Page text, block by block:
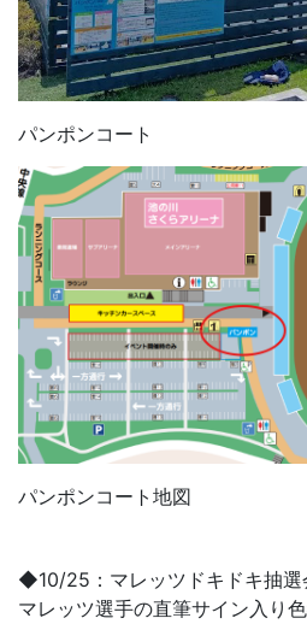
パンポンコート
パンポンコート地図
◆10/25：マレッツドキドキ抽選
マレッツ選手の直筆サイン入り